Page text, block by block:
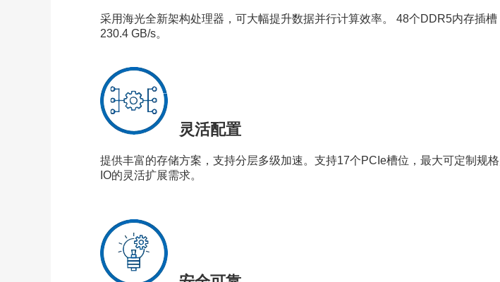
采用海光全新架构处理器，可大幅提升数据并行计算效率。 48个DDR5内存插
230.4 GB/s。
灵活配置
提供丰富的存储方案，支持分层多级加速。支持17个PCIe槽位，最大可定制规
IO的灵活扩展需求。